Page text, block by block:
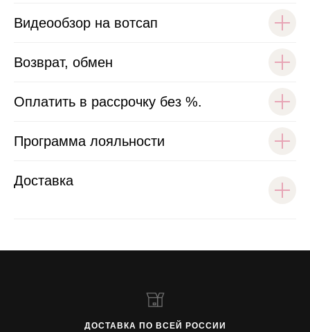
Видеообзор на вотсап
Возврат, обмен
Оплатить в рассрочку без %.
Программа лояльности
Доставка
ДОСТАВКА ПО ВСЕЙ РОССИИ